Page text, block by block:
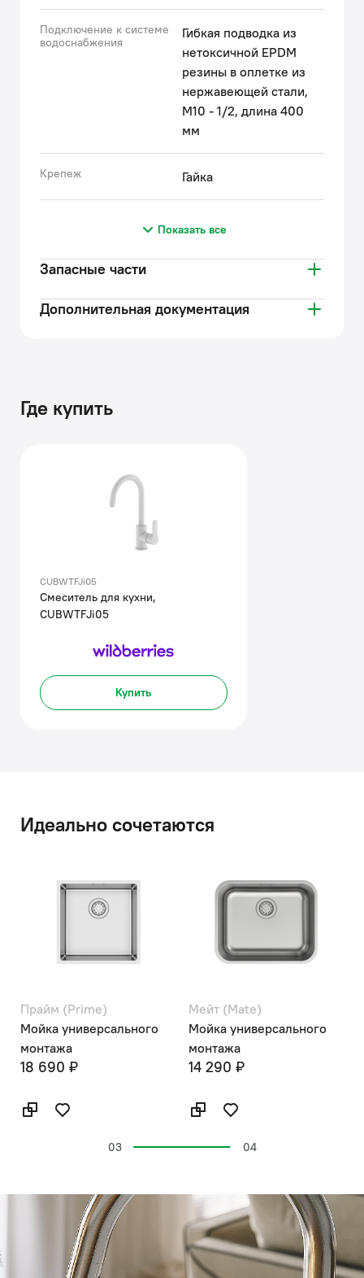
Подключение к системе
водоснабжения
Гибкая подводка из
нетоксичной EPDM
резины в оплетке из
нержавеющей стали,
М10 - 1/2, длина 400
мм
Крепеж Гайка
Показать все
Запасные части
Дополнительная документация
Где купить
CUBWTFJi05
Смеситель для кухни,
CUBWTFJi05
Купить
Идеально сочетаются
Мейт (Mate)
Мойка универсального
монтажа
14 290 ₽
Суно (Suno)
Мойка врезного монтажа
9 490 ₽
04 04